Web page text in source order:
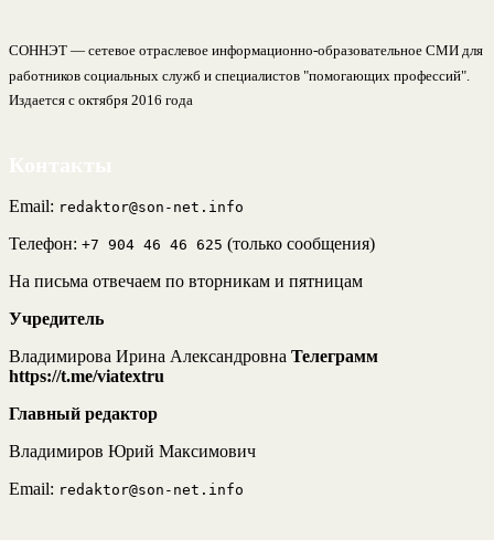
СОННЭТ — сетевое отраслевое информационно-образовательное СМИ для
работников социальных служб и специалистов "помогающих профессий".
Издается с октября 2016 года
Email: redaktor@son-net.info
Телефон: +7 904 46 46 625 (только сообщения)
На письма отвечаем по вторникам и пятницам
Учредитель
Владимирова Ирина Александровна Телеграмм
https://t.me/viatextru
Главный редактор
Владимиров Юрий Максимович
Email: redaktor@son-net.info